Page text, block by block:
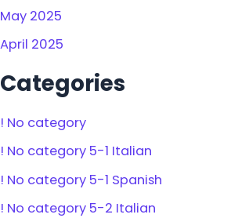
May 2025
April 2025
Categories
! No category
! No category 5-1 Italian
! No category 5-1 Spanish
! No category 5-2 Italian